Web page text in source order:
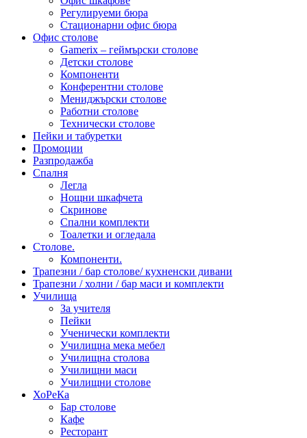
Регулируеми бюра
Стационарни офис бюра
Офис столове
Gamerix – геймърски столове
Детски столове
Компоненти
Конферентни столове
Мениджърски столове
Работни столове
Технически столове
Пейки и табуретки
Промоции
Разпродажба
Спалня
Легла
Нощни шкафчета
Скринове
Спални комплекти
Тоалетки и огледала
Столове.
Компоненти.
Трапезни / бар столове/ кухненски дивани
Трапезни / холни / бар маси и комплекти
Училища
За учителя
Пейки
Ученически комплекти
Училищна мека мебел
Училищна столова
Училищни маси
Училищни столове
ХоРеКа
Бар столове
Кафе
Ресторант